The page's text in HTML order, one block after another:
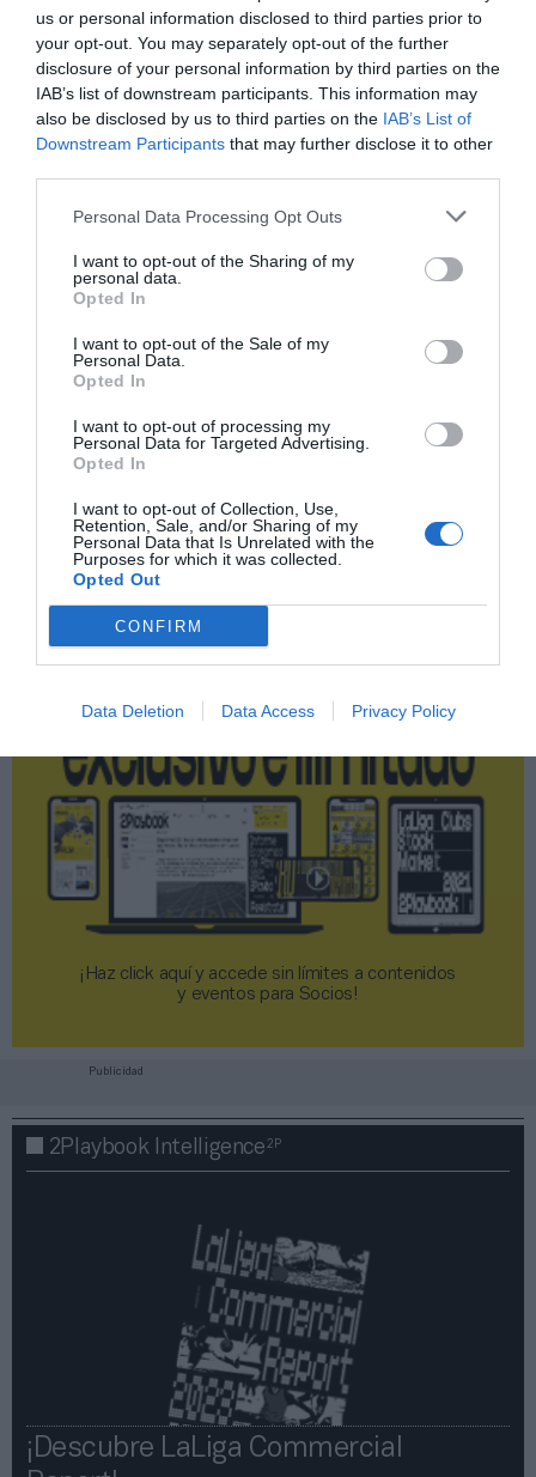
us or personal information disclosed to third parties prior to
your opt-out. You may separately opt-out of the further
disclosure of your personal information by third parties on the
IAB’s list of downstream participants. This information may
also be disclosed by us to third parties on the IAB’s List of
Downstream Participants that may further disclose it to other
Personal Data Processing Opt Outs
I want to opt-out of the Sharing of my
personal data.
Opted In
I want to opt-out of the Sale of my
Personal Data.
Opted In
I want to opt-out of processing my
Personal Data for Targeted Advertising.
Opted In
I want to opt-out of Collection, Use,
Retention, Sale, and/or Sharing of my
Personal Data that Is Unrelated with the
Purposes for which it was collected.
Opted Out
CONFIRM
Data Deletion Data Access Privacy Policy
Índex2P
Sanz, portavoz de Tajín.
Añadir2Playbookcomo fuente preferida de Google
de forma gratuita
Mantente informado con las últimas noticias de actualidad.
ACTIVAR AHORA
Imprimir
2Playbook Club
¡Haz click aquí y accede sin límites a contenidos
y eventos para Socios!​​​​​​​
Publicidad
2Playbook Intelligence2P
¡Descubre LaLiga Commercial